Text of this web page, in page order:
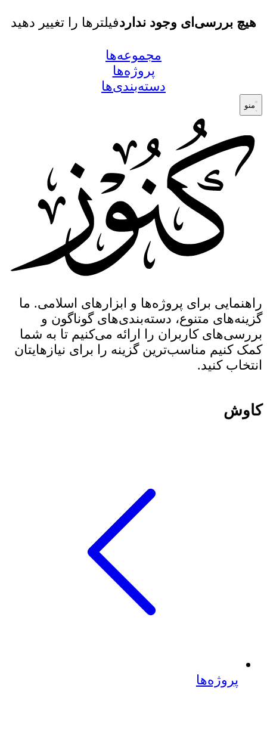
هیچ بررسی‌ای وجود نداردفیلترها را تغییر دهید
مجموعه‌ها
پروژه‌ها
دسته‌بندی‌ها
منو
راهنمایی برای پروژه‌ها و ابزارهای اسلامی. ما
گزینه‌های متنوع، دسته‌بندی‌های گوناگون و
بررسی‌های کاربران را ارائه می‌کنیم تا به شما
کمک کنیم مناسب‌ترین گزینه را برای نیازهایتان
انتخاب کنید.
کاوش
پروژه‌ها